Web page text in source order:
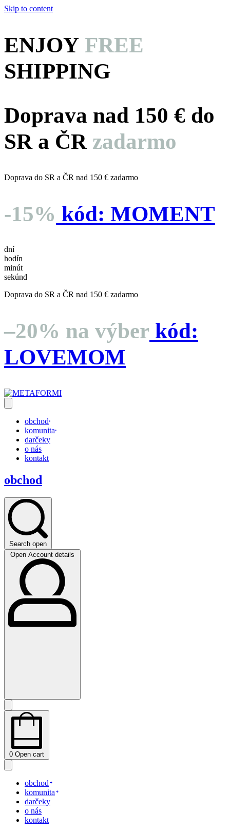
Skip to content
ENJOY FREE
SHIPPING
Doprava nad 150 € do
SR a ČR zadarmo
Doprava do SR a ČR nad 150 € zadarmo
-15% kód: MOMENT
dní
hodín
minút
sekúnd
Doprava do SR a ČR nad 150 € zadarmo
–20% na výber kód:
LOVEMOM
obchod
komunita
darčeky
o nás
kontakt
obchod
Search open
Open Account details
0 Open cart
obchod
komunita
darčeky
o nás
kontakt